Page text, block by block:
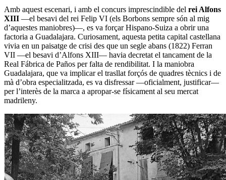
Amb aquest escenari, i amb el concurs imprescindible del rei Alfons
XIII —el besavi del rei Felip VI (els Borbons sempre són al mig
d’aquestes maniobres)—, es va forçar Hispano-Suiza a obrir una
factoria a Guadalajara. Curiosament, aquesta petita capital castellana
vivia en un paisatge de crisi des que un segle abans (1822) Ferran
VII —el besavi d’Alfons XIII— havia decretat el tancament de la
Real Fábrica de Paños per falta de rendibilitat. I la maniobra
Guadalajara, que va implicar el trasllat forçós de quadres tècnics i de
mà d’obra especialitzada, es va disfressar —oficialment, justificar—
per l’interès de la marca a apropar-se físicament al seu mercat
madrileny.